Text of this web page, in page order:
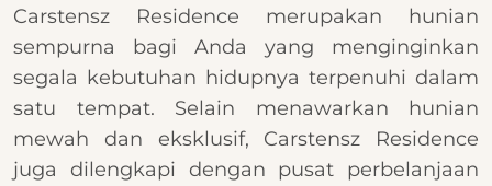
Carstensz Residence merupakan hunian
sempurna bagi Anda yang menginginkan
segala kebutuhan hidupnya terpenuhi dalam
satu tempat. Selain menawarkan hunian
mewah dan eksklusif, Carstensz Residence
juga dilengkapi dengan pusat perbelanjaan